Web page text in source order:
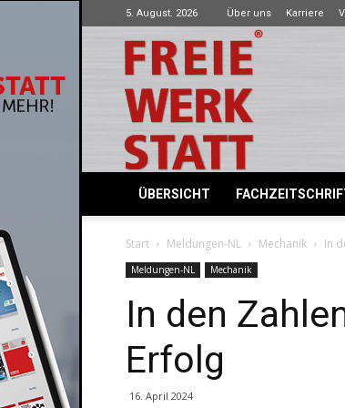
5. August. 2026 Über uns Karriere
Freie
Werkstatt
ÜBERSICHT
Start Meldungen-NL Mechanik In
Meldungen-NL Mechanik
In den
Erfolg
16. April 2024